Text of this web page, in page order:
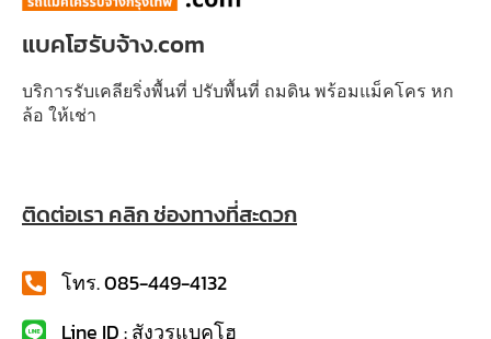
แบคโฮรับจ้าง.com
บริการรับเคลียริ่งพื้นที่ ปรับพื้นที่ ถมดิน พร้อมแม็คโคร หก
ล้อ ให้เช่า
ติดต่อเรา คลิก ช่องทางที่สะดวก
โทร. 085-449-4132
Line ID : สังวรแบคโฮ